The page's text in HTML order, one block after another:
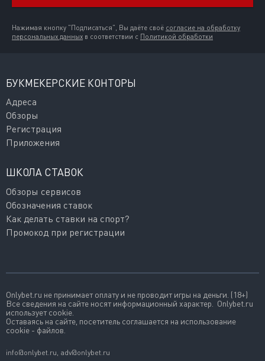
Нажимая кнопку "Подписаться", Вы даёте своё согласие на обработку
персональных данных в соответствии с Политикой обработки
БУКМЕКЕРСКИЕ КОНТОРЫ
Адреса
Обзоры
Регистрация
Приложения
ШКОЛА СТАВОК
Обзоры сервисов
Обозначения ставок
Как делать ставки на спорт?
Промокод при регистрации
Onlybet.ru не принимает оплату и не проводит игры на деньги. (18+)
Все сведения на сайте носят информационный характер. Onlybet.ru
использует cookie.
Оставаясь на сайте, посетитель соглашается на использование
cookie - файлов.
info@onlybet.ru, adv@onlybet.ru